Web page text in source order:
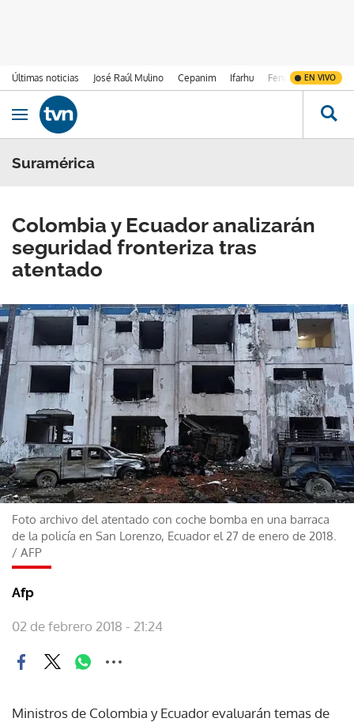
Últimas noticias José Raúl Mulino Cepanim Ifarhu Fenómeno de El
EN VIVO
Ir al contenido
Obrir navegació
Suramérica
Colombia y Ecuador analizarán
seguridad fronteriza tras
atentado
Foto archivo del atentado con coche bomba en una barraca
de la policía en San Lorenzo, Ecuador el 27 de enero de 2018.
/ AFP
Afp
02 de febrero 2018 - 21:24
Ministros de Colombia y Ecuador evaluarán temas de